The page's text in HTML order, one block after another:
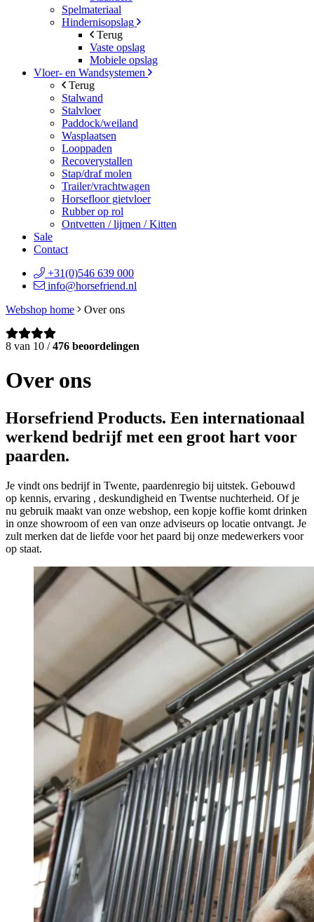
Spelmateriaal
Hindernisopslag
Terug
Vaste opslag
Mobiele opslag
Vloer- en Wandsystemen
Terug
Stalwand
Stalvloer
Paddock/weiland
Wasplaatsen
Looppaden
Recoverystallen
Stap/draf molen
Trailer/vrachtwagen
Horsefloor gietvloer
Rubber op rol
Ontvetten / lijmen / Kitten
Sale
Contact
+31(0)546 639 000
info@horsefriend.nl
Webshop home
Over ons
8 van 10 /476 beoordelingen
Over ons
Horsefriend Products. Een internationaal
werkend bedrijf met een groot hart voor
paarden.
Je vindt ons bedrijf in Twente, paardenregio bij uitstek. Gebouwd
op kennis, ervaring , deskundigheid en Twentse nuchterheid. Of je
nu gebruik maakt van onze webshop, een kopje koffie komt drinken
in onze showroom of een van onze adviseurs op locatie ontvangt. Je
zult merken dat de liefde voor het paard bij onze medewerkers voor
op staat.